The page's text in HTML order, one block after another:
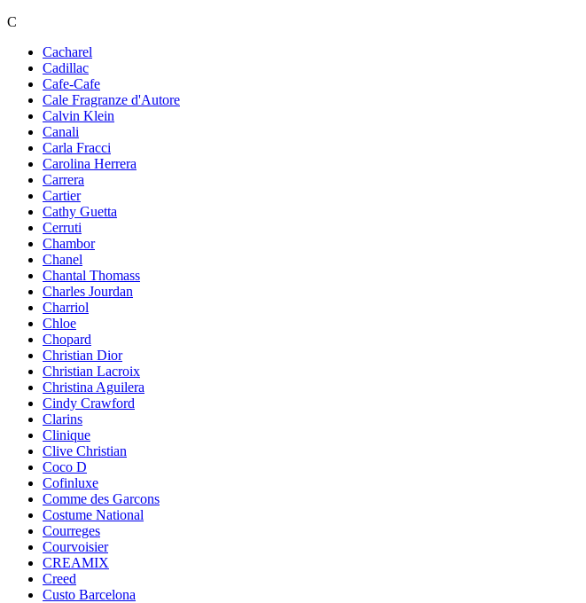
C
Cacharel
Cadillac
Cafe-Cafe
Cale Fragranze d'Autore
Calvin Klein
Canali
Carla Fracci
Carolina Herrera
Carrera
Cartier
Cathy Guetta
Cerruti
Chambor
Chanel
Chantal Thomass
Charles Jourdan
Charriol
Chloe
Chopard
Christian Dior
Christian Lacroix
Christina Aguilera
Cindy Crawford
Clarins
Clinique
Clive Christian
Coco D
Cofinluxe
Comme des Garcons
Costume National
Courreges
Courvoisier
CREAMIX
Creed
Custo Barcelona